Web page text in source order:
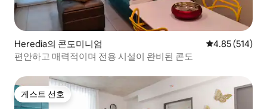
Heredia의 콘도미니엄 평점 4.85점(5
4.85 (514)
편안하고 매력적이며 전용 시설이 완비된 콘도
게스트 선호
게스트 선호